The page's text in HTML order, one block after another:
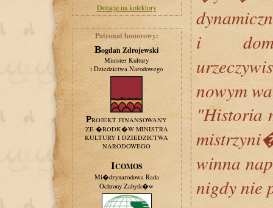
Dotacje na kolektory
Patronat honorowy:
Bogdan Zdrojewski
Minister Kultury
i Dziedzictwa Narodowego
PROJEKT FINANSOWANY
ZE �RODK�W MINISTRA
KULTURY I DZIEDZICTWA
NARODOWEGO
ICOMOS
Mi�dzynarodowa Rada
Ochrony Zabytk�w
i
nowym
"Historia
winna
nigdy nie